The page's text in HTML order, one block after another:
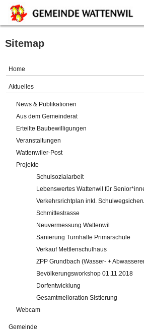
Home
Gemeinde
Verwaltung
Online-Service
Impressum
Sitemap
Home
Aktuelles
News & Publikationen
Aus dem Gemeinderat
Erteilte Baubewilligungen
Veranstaltungen
Wattenwiler-Post
Projekte
Schulsozialarbeit
Lebenswertes Wattenwil für
Verkehrsrichtplan inkl.
Schmittestrasse
Neuvermessung Wattenwil
Sanierung Turnhalle Primarschule
Verkauf Mettlenschulhaus
ZPP Grundbach (Wasser- +
Bevölkerungsworkshop 01.11.2018
Dorfentwicklung
Gesamtmelioration Sistierung
Webcam
Gemeinde